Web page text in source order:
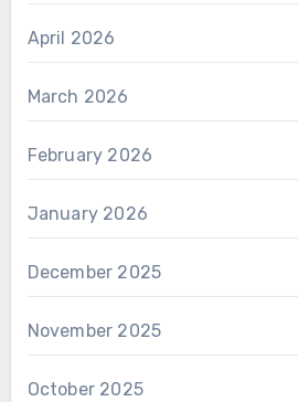
April 2026
March 2026
February 2026
January 2026
December 2025
November 2025
October 2025